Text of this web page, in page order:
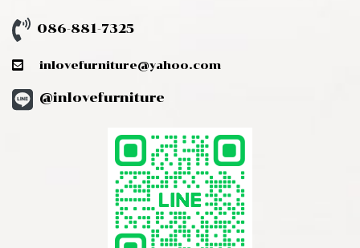
086-881-7325
inlovefurniture@yahoo.com
@inlovefurniture